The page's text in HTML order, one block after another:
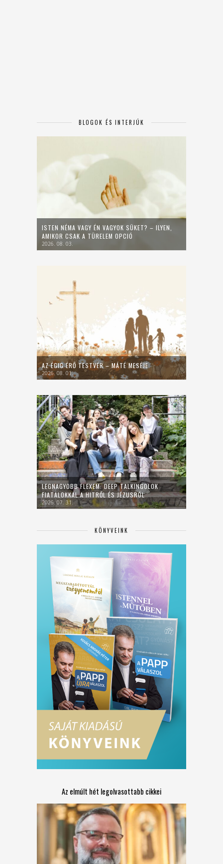
BLOGOK ÉS INTERJÚK
ISTEN NÉMA VAGY ÉN VAGYOK SÜKET? – ILYEN,
AMIKOR CSAK A TÜRELEM OPCIÓ
2026. 08. 03.
AZ ÉGIG ÉRŐ TESTVÉR – MÁTÉ MESÉJE
2026. 08. 01.
LEGNAGYOBB FLEXEM: DEEP TALKINGOLOK
FIATALOKKAL A HITRŐL ÉS JÉZUSRÓL
2026. 07. 31.
KÖNYVEINK
Az elmúlt hét legolvasottabb cikkei